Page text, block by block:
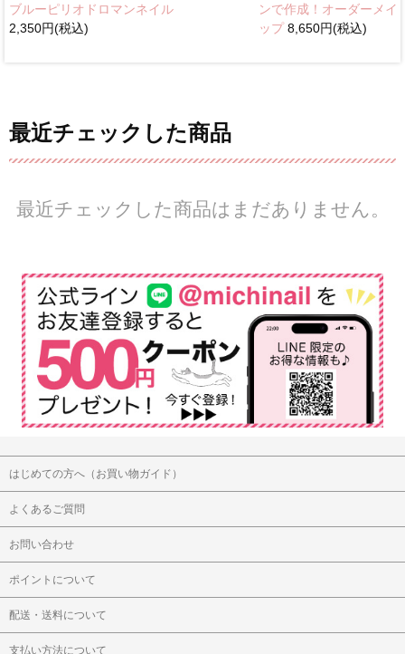
ブルーピリオドロマンネイル
2,350円(税込)
ンで作成！オーダーメイ
ップ8,650円(税込)
最近チェックした商品
最近チェックした商品はまだありません。
はじめての方へ（お買い物ガイド）
よくあるご質問
お問い合わせ
ポイントについて
配送・送料について
支払い方法について